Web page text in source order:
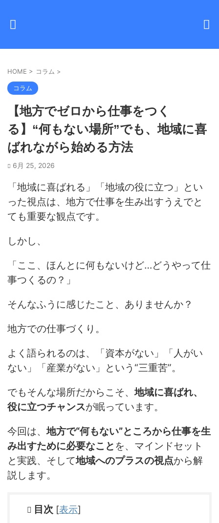
HOME > コラム >
コラム
【地方でゼロから仕事をつく
る】“何もない場所”でも、地域に喜
ばれながら始める方法
6月 25, 2026
「地域に喜ばれる」「地域の役に立つ」とい
った視点は、地方で仕事を生み出すうえでと
ても重要な観点です。
しかし、
「ここ、ほんとに何もないけど…どうやって仕
事つくるの？」
そんなふうに感じたこと、ありませんか？
地方での仕事づくり。
よく語られるのは、「資本がない」「人がい
ない」「産業がない」という“三重苦”。
でもそんな場所だからこそ、地域に喜ばれ、
役に立つチャンスが眠っています。
今回は、地方で“何もない”ところから仕事を生
み出すために必要なこと を、マインドセット
と実践、そして地域へのプラスの視点から解
説します。
目次 [表示]